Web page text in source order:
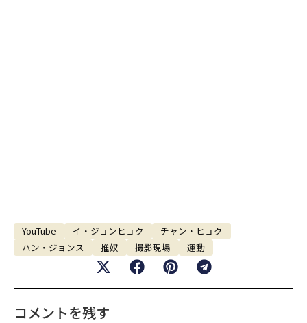
YouTube イ・ジョンヒョク
チャン・ヒョク
ハン・ジョンス
推奴 撮影現場 運動
コメントを残す